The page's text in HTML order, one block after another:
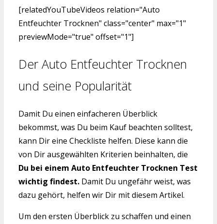
[relatedYouTubeVideos relation="Auto
Entfeuchter Trocknen" class="center" max="1"
previewMode="true" offset="1"]
Der Auto Entfeuchter Trocknen
und seine Popularität
Damit Du einen einfacheren Überblick
bekommst, was Du beim Kauf beachten solltest,
kann Dir eine Checkliste helfen. Diese kann die
von Dir ausgewählten Kriterien beinhalten, die
Du bei einem Auto Entfeuchter Trocknen Test
wichtig findest. Damit Du ungefähr weist, was
dazu gehört, helfen wir Dir mit diesem Artikel.
Um den ersten Überblick zu schaffen und einen